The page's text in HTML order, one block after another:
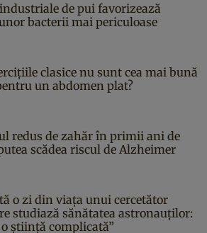
de pui favorizează
bacterii mai periculoase
clasice nu sunt cea mai bună
un abdomen plat?
redus de zahăr în primii ani de
scădea riscul de Alzheimer
o zi din viața unui cercetător
studiază sănătatea astronauților:
o știință complicată”